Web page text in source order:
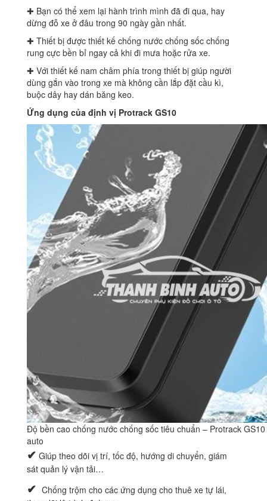
✚ Bạn có thể xem lại hành trình mình đã đi qua, hay
dừng đỗ xe ở đâu trong 90 ngày gần nhất.
✚ Thiết bị được thiết kế chống nước chống sốc chống
rung cực bền bỉ ngay cả khi đi mưa hoặc rửa xe.
✚ Với thiết kế nam châm phía trong thiết bị giúp người
dùng gắn vào trong xe mà không cần lắp đặt cầu kì,
buộc dây hay dán băng keo.
Ứng dụng của định vị Protrack GS10
Độ bền cao chống nước chống sốc tiêu chuẩn – Protrack
auto
✔ Giúp theo dõi vị trí, tốc độ, hướng di chuyển, giám
sát quản lý vận tải…
✔ Chống trộm cho các ứng dụng cho thuê xe tự lái,